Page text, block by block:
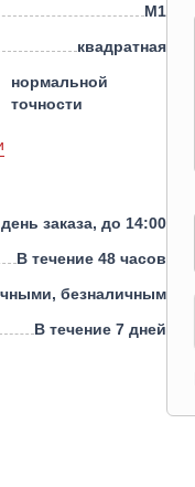
М1
квадратная
нормальной
точности
заказа, до 14:00
В течение 48 часов
безналичным
В течение 7 дней